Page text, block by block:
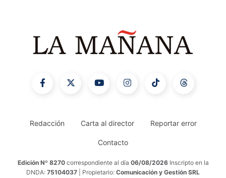
Redacción Carta al director Reportar error
Contacto
Edición Nº 8270 correspondiente al día 06/08/2026 Inscripto en la
DNDA: 75104037 | Propietario: Comunicación y Gestión SRL